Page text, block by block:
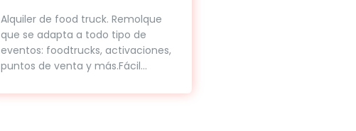
Alquiler de food truck. Remolque
que se adapta a todo tipo de
eventos: foodtrucks, activaciones,
puntos de venta y más.Fácil...